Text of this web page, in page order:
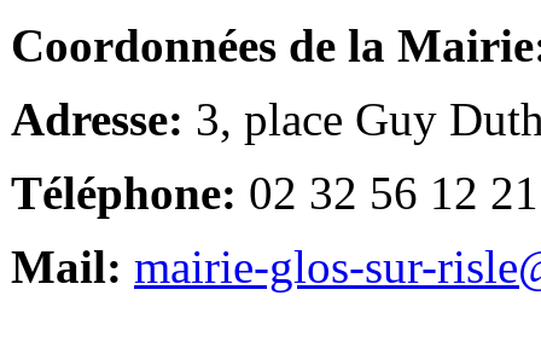
Coordonnées de la
Adresse: 3, place Guy
Téléphone: 02 32 56 12 21
Mail: mairie-glos-sur-